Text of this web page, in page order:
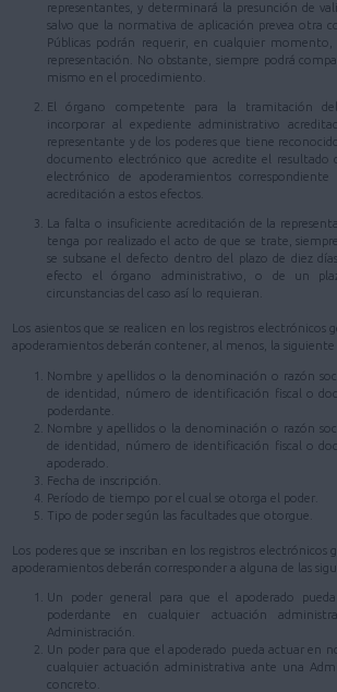
representantes, y determinará la presunción de
salvo que la normativa de aplicación prevea otra
Públicas podrán requerir, en cualquier
representación. No obstante, siempre podrá
mismo en el procedimiento.
El órgano competente para la tramitación
incorporar al expediente administrativo
representante y de los poderes que tiene
documento electrónico que acredite el resultado
electrónico de apoderamientos
acreditación a estos efectos.
La falta o insuficiente acreditación de la
tenga por realizado el acto de que se trate,
se subsane el defecto dentro del plazo de diez
efecto el órgano administrativo, o de un
circunstancias del caso así lo requieran.
Los asientos que se realicen en los registros electrónicos
apoderamientos deberán contener, al menos, la
Nombre y apellidos o la denominación o razón
de identidad, número de identificación fiscal o
poderdante.
Nombre y apellidos o la denominación o razón
de identidad, número de identificación fiscal o
apoderado.
Fecha de inscripción.
Período de tiempo por el cual se otorga el poder.
Tipo de poder según las facultades que otorgue.
Los poderes que se inscriban en los registros electrónicos
apoderamientos deberán corresponder a alguna de las
Un poder general para que el apoderado
poderdante en cualquier actuación
Administración.
Un poder para que el apoderado pueda actuar en
cualquier actuación administrativa ante una
concreto.